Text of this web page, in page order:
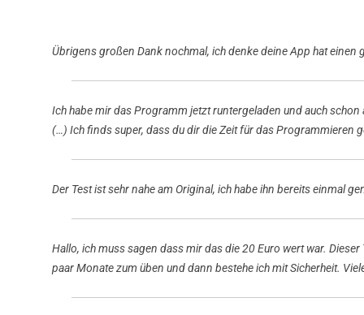
Übrigens großen Dank nochmal, ich denke deine App hat
Ich habe mir das Programm jetzt runtergeladen und auch
(…) Ich finds super, dass du dir die Zeit für das Programmieren
Der Test ist sehr nahe am Original, ich habe ihn bereits einmal
Hallo, ich muss sagen dass mir das die 20 Euro wert war.
paar Monate zum üben und dann bestehe ich mit Sicherheit.